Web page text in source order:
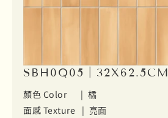
SBH0Q05｜32X62.5CM
顏色 Color | 橘
面感 Texture | 亮面